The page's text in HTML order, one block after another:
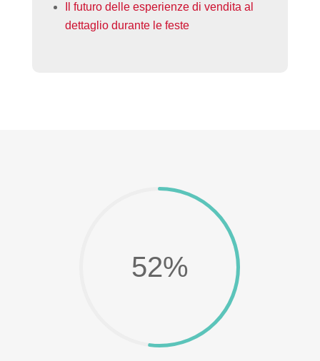
Il futuro delle esperienze di vendita al
dettaglio durante le feste
52%